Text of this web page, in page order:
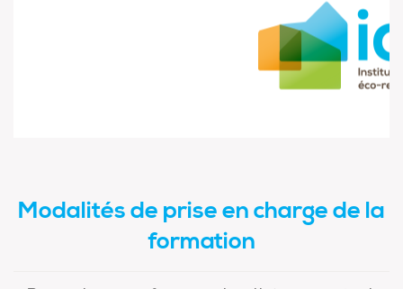
Modalités de prise en charge de la
formation